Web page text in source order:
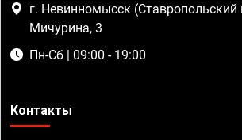
г. Невинномысск (Ставропольский
Мичурина, 3
Пн-Сб | 09:00 - 19:00
Контакты